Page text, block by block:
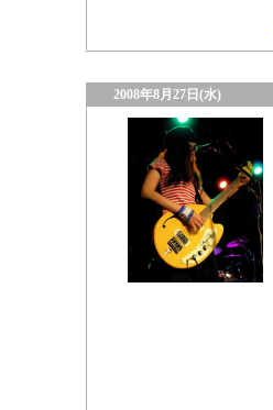
2008年8月27日(水)